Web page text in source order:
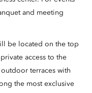
and meeting
be located on the top
access to the
terraces with
the most exclusive